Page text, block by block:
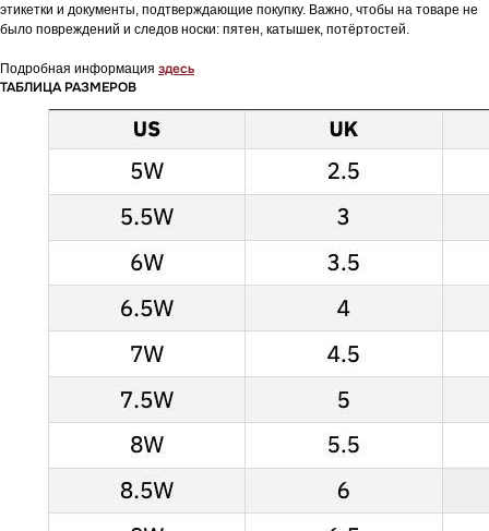
этикетки и документы, подтверждающие покупку. Важно, чтобы на товаре не
было повреждений и следов носки: пятен, катышек, потёртостей.
Подробная информация здесь
ТАБЛИЦА РАЗМЕРОВ
СПОСОБЫ ДОСТАВКИ
KICKSBAZAR